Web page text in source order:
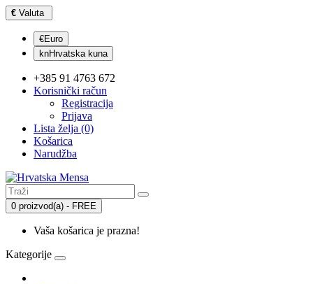
€ Valuta
€Euro
knHrvatska kuna
+385 91 4763 672
Korisnički račun
Registracija
Prijava
Lista želja (0)
Košarica
Narudžba
0 proizvod(a) - FREE
Vaša košarica je prazna!
Kategorije